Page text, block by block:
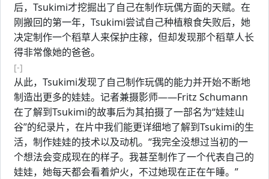
后，Tsukimi才挖掘出了自己在制作玩偶方面的天赋。在
刚搬回的第一年，Tsukimi尝试自己种植粮食失败后，她
决定制作一个稻草人来保护庄稼，但却发现那个稻草人长
得非常像她的爸爸。
[-]
从此，Tsukimi发现了自己制作玩偶的能力并开始不断地
制造出更多的娃娃。记者兼摄影师——Fritz Schumann
在了解到Tsukimi的故事后为其拍摄了一部名为“娃娃山
谷”的纪录片，在片中我们能更详细地了解到Tsukimi的生
活，制作娃娃的技术以及动机。“我完全没想过当初的一
个想法会变成现在的样子。我甚至制作了一个代表自己的
娃娃，她每天都会看着炉火，不过她现在正在午睡。”